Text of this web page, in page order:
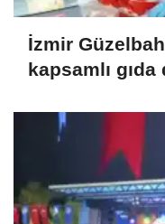
İzmir
kapsamlı